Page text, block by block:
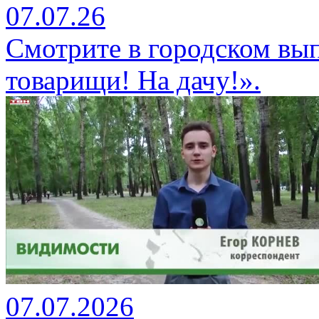
07.07.26
Смотрите в городском
товарищи! На дачу!».
07.07.2026